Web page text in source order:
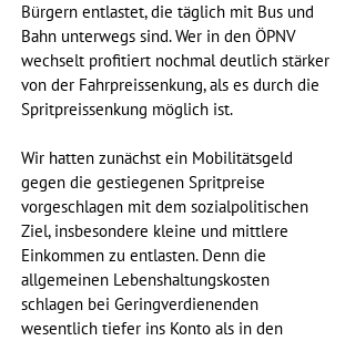
Bürgern entlastet, die täglich mit Bus und
Bahn unterwegs sind. Wer in den ÖPNV
wechselt profitiert nochmal deutlich stärker
von der Fahrpreissenkung, als es durch die
Spritpreissenkung möglich ist.
Wir hatten zunächst ein Mobilitätsgeld
gegen die gestiegenen Spritpreise
vorgeschlagen mit dem sozialpolitischen
Ziel, insbesondere kleine und mittlere
Einkommen zu entlasten. Denn die
allgemeinen Lebenshaltungskosten
schlagen bei Geringverdienenden
wesentlich tiefer ins Konto als in den